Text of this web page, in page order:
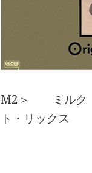
M2＞ ミルク
ト・リックス